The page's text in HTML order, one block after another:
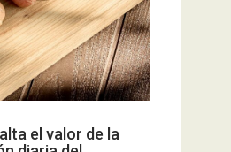
el valor de la